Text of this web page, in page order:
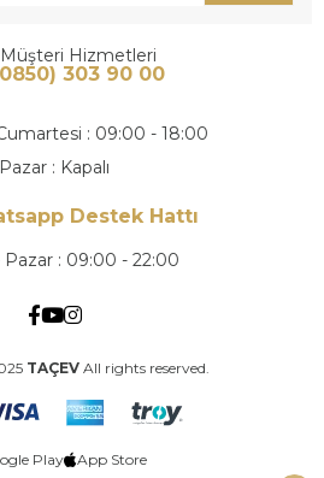
Müşteri Hizmetleri
303 90 00
: 09:00 - 18:00
Pazar : Kapalı
Destek Hattı
Pazar : 09:00 - 22:00
TAÇEV All rights reserved.
Play App Store